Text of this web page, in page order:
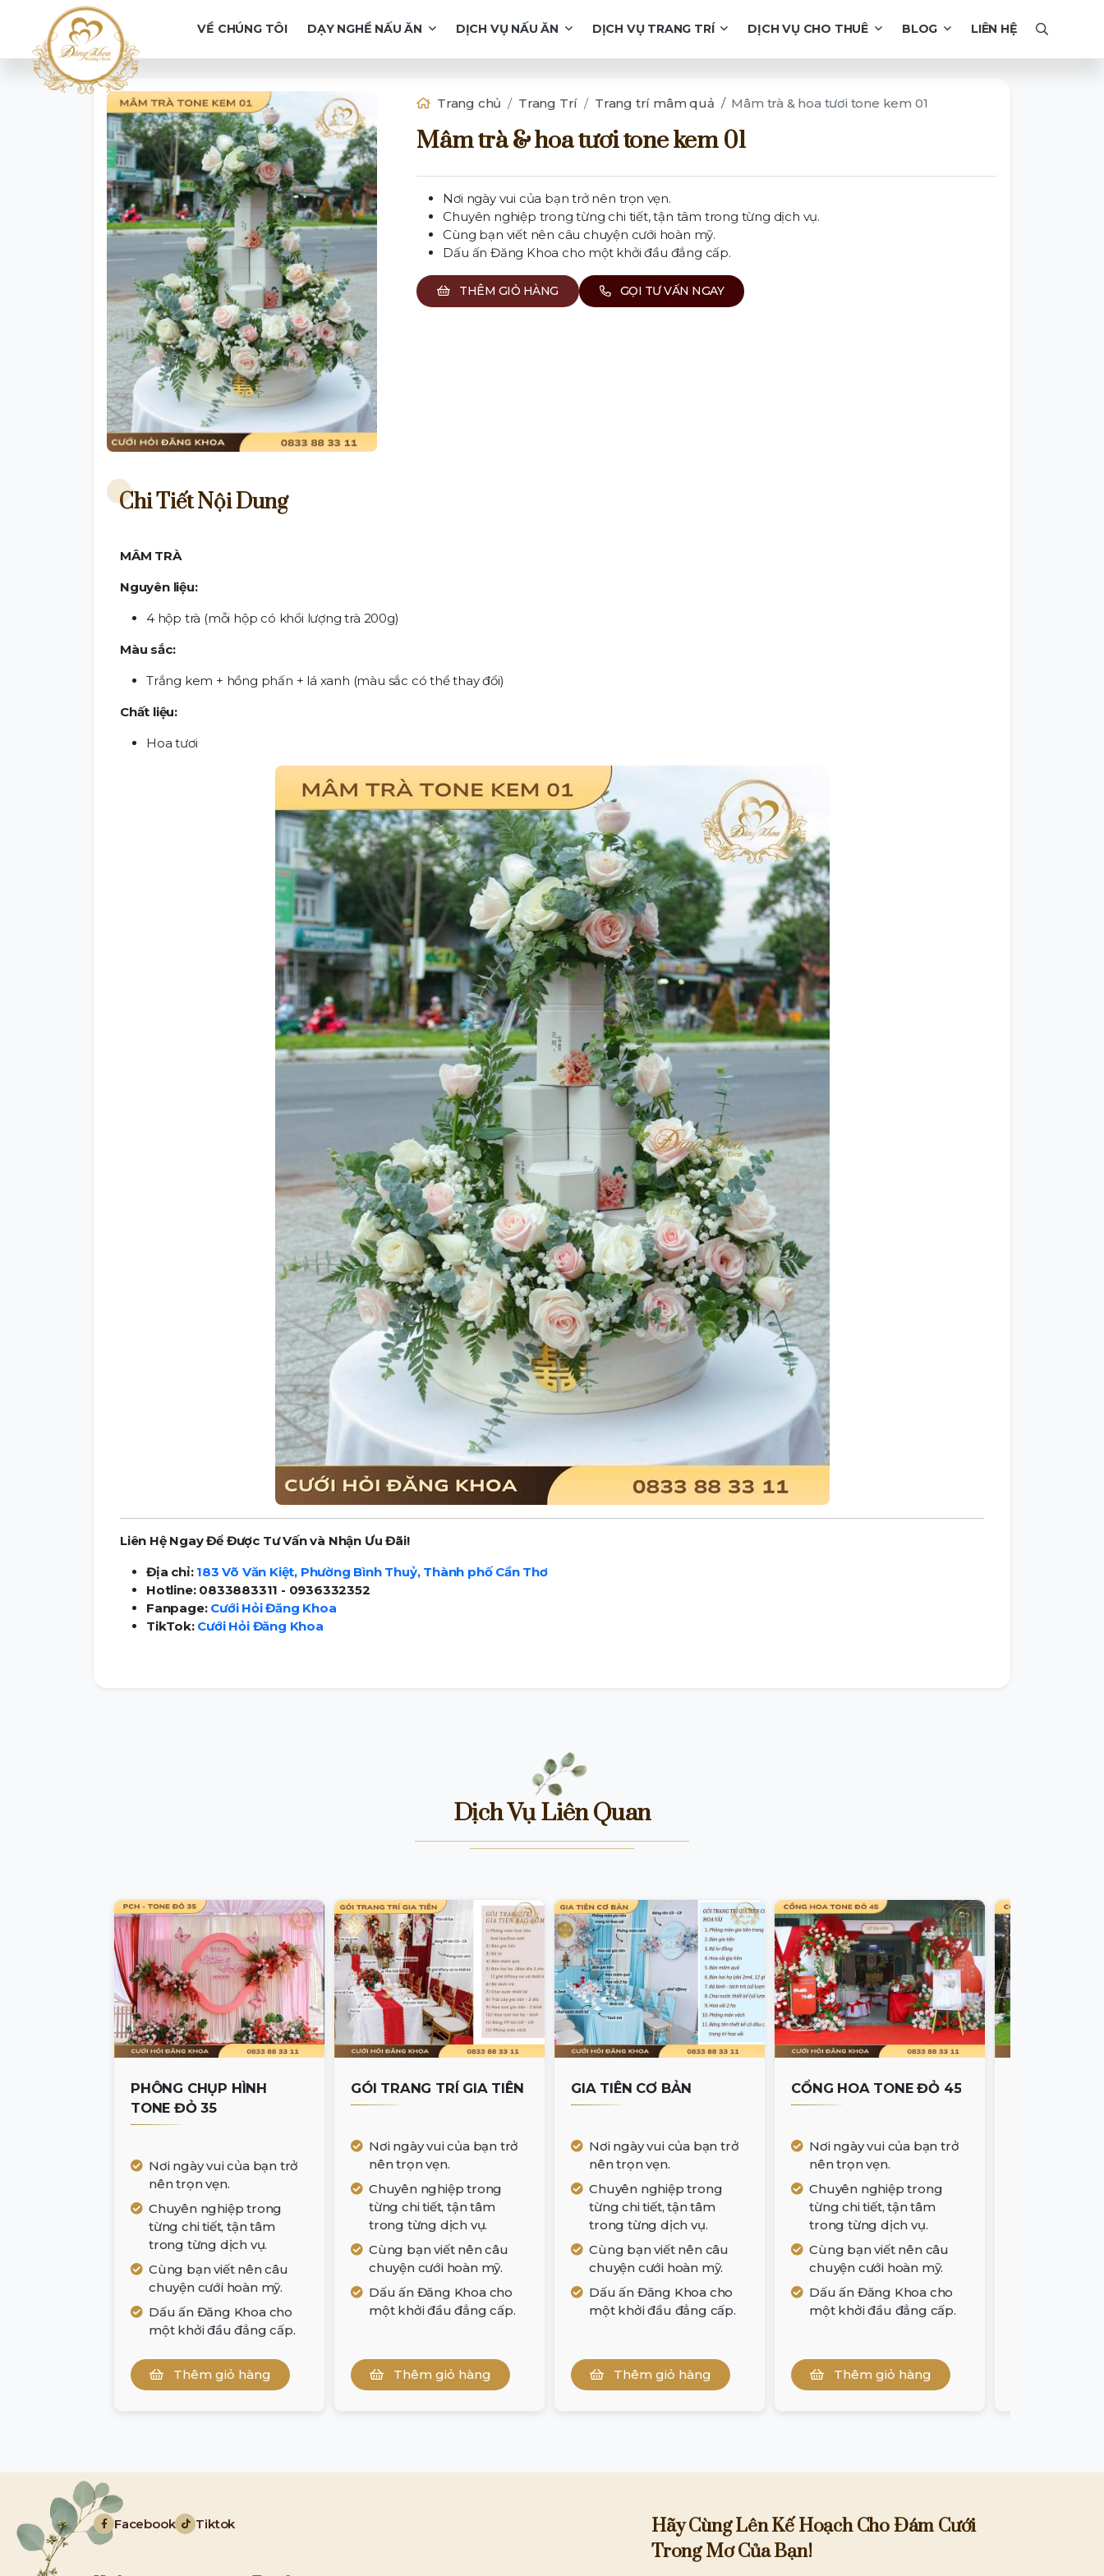
VỀ CHÚNG TÔI DẠY NGHỀ NẤU ĂN DỊCH VỤ NẤU ĂN DỊCH VỤ TRANG TRÍ DỊCH VỤ CHO THUÊ BLOG LIÊN HỆ
Trang chủ Trang Trí Trang trí mâm quả Mâm trà & hoa tươi tone kem 01
Mâm trà & hoa tươi tone kem 01
Nơi ngày vui của bạn trở nên trọn vẹn.
Chuyên nghiệp trong từng chi tiết, tận tâm trong từng dịch vụ.
Cùng bạn viết nên câu chuyện cưới hoàn mỹ.
Dấu ấn Đăng Khoa cho một khởi đầu đẳng cấp.
THÊM GIỎ HÀNG GỌI TƯ VẤN NGAY
Chi Tiết Nội Dung
MÂM TRÀ
Nguyên liệu:
4 hộp trà (mỗi hộp có khổi lượng trà 200g)
Màu sắc:
Trắng kem + hồng phấn + lá xanh (màu sắc có thể thay đổi)
Chất liệu:
Hoa tươi
Liên Hệ Ngay Để Được Tư Vấn và Nhận Ưu Đãi!
Địa chỉ: 183 Võ Văn Kiệt, Phường Bình Thuỷ, Thành phố Cần Thơ
Hotline: 0833883311 - 0936332352
Fanpage: Cưới Hỏi Đăng Khoa
TikTok: Cưới Hỏi Đăng Khoa
Dịch Vụ Liên Quan
PHÔNG CHỤP HÌNH
TONE ĐỎ 35
Nơi ngày vui của bạn trở
nên trọn vẹn.
Chuyên nghiệp trong
từng chi tiết, tận tâm
trong từng dịch vụ.
Cùng bạn viết nên câu
chuyện cưới hoàn mỹ.
Dấu ấn Đăng Khoa cho
một khởi đầu đẳng cấp.
Thêm giỏ hàng
GÓI TRANG TRÍ GIA TIÊN
Nơi ngày vui của bạn trở
nên trọn vẹn.
Chuyên nghiệp trong
từng chi tiết, tận tâm
trong từng dịch vụ.
Cùng bạn viết nên câu
chuyện cưới hoàn mỹ.
Dấu ấn Đăng Khoa cho
một khởi đầu đẳng cấp.
Thêm giỏ hàng
GIA TIÊN CƠ BẢN
Nơi ngày vui của bạn trở
nên trọn vẹn.
Chuyên nghiệp trong
từng chi tiết, tận tâm
trong từng dịch vụ.
Cùng bạn viết nên câu
chuyện cưới hoàn mỹ.
Dấu ấn Đăng Khoa cho
một khởi đầu đẳng cấp.
Thêm giỏ hàng
CỔNG HOA TONE ĐỎ 45
Nơi ngày vui của bạn trở
nên trọn vẹn.
Chuyên nghiệp trong
từng chi tiết, tận tâm
trong từng dịch vụ.
Cùng bạn viết nên câu
chuyện cưới hoàn mỹ.
Dấu ấn Đăng Khoa cho
một khởi đầu đẳng cấp.
Thêm giỏ hàng
Facebook Tiktok
Hãy Cùng Lên Kế Hoạch Cho Đám Cưới
Trong Mơ Của Bạn!